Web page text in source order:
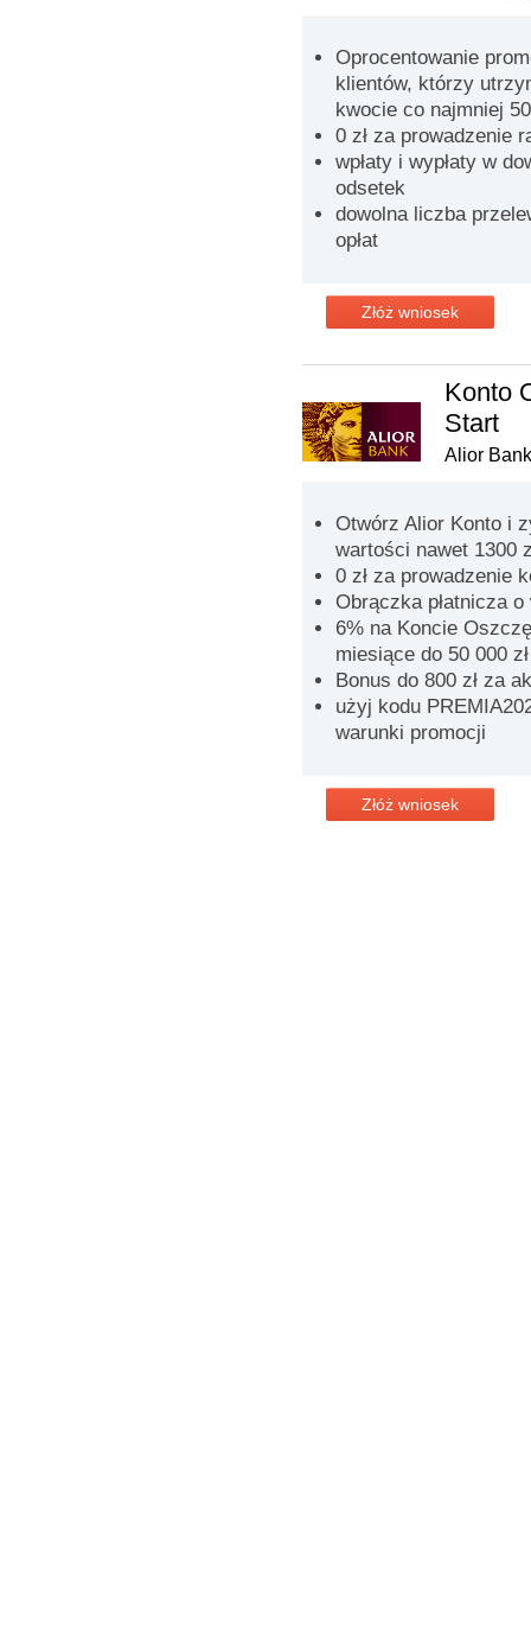
Oprocentowanie
klientów, którzy
kwocie co najmniej
0 zł za prowadzenie
wpłaty i wypłaty w
odsetek
dowolna liczba
opłat
Złóż wniosek
Konto
Start
Alior Bank
Otwórz Alior Konto i
wartości nawet 1300
0 zł za prowadzenie
Obrączka płatnicza o
6% na Koncie
miesiące do 50 000 zł
Bonus do 800 zł za
użyj kodu
warunki promocji
Złóż wniosek